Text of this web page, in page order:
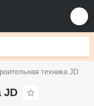
техника JD
JD